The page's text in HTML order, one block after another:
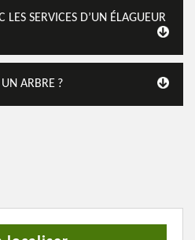
LES SERVICES D’UN ÉLAGUEUR
ARBRE ?